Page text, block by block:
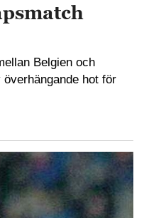
Belgien och
hot för